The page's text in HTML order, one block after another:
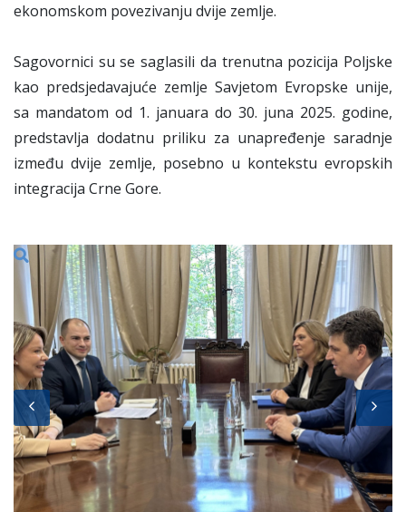
ekonomskom povezivanju dvije zemlje.
Sagovornici su se saglasili da trenutna pozicija Poljske
kao predsjedavajuće zemlje Savjetom Evropske unije,
sa mandatom od 1. januara do 30. juna 2025. godine,
predstavlja dodatnu priliku za unapređenje saradnje
između dvije zemlje, posebno u kontekstu evropskih
integracija Crne Gore.